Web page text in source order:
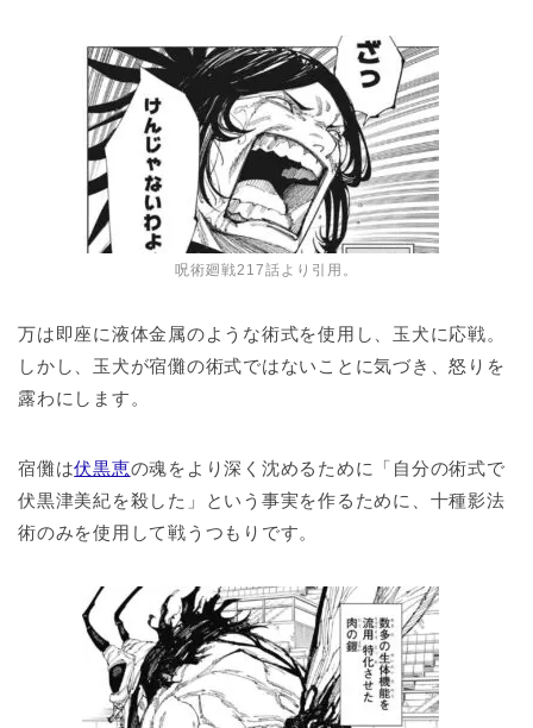
呪術廻戦217話より引用。
万は即座に液体金属のような術式を使用し、玉犬に応戦。
しかし、玉犬が宿儺の術式ではないことに気づき、怒りを
露わにします。
宿儺は伏黒恵の魂をより深く沈めるために「自分の術式で
伏黒津美紀を殺した」という事実を作るために、十種影法
術のみを使用して戦うつもりです。